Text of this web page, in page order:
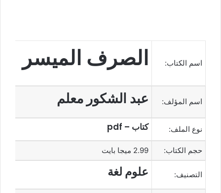
اسم الكتاب: الصرف الميسر
اسم المؤلف: عبد الشكور معلم
نوع الملف: كتاب – pdf
حجم الكتاب: 2.99 ميجا بايت
التصنيف: علوم لغة